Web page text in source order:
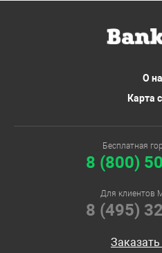
О
Карта
Бесплатная
8 (800)
Для клиентов
8 (495)